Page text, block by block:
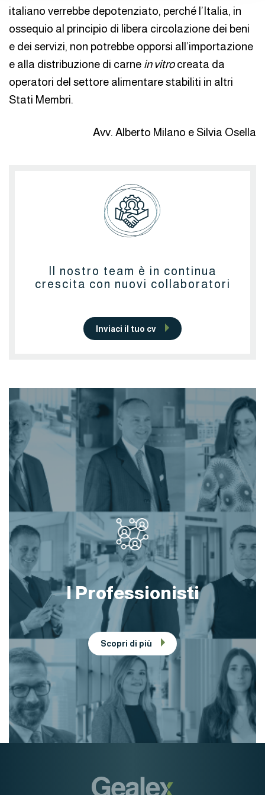
italiano verrebbe depotenziato, perché l’Italia, in
ossequio al principio di libera circolazione dei beni
e dei servizi, non potrebbe opporsi all’importazione
e alla distribuzione di carne in vitrocreata da
operatori del settore alimentare stabiliti in altri
Stati Membri.
Avv. Alberto Milano e Silvia Osella
Il nostro team è in continua
crescita con nuovi collaboratori
Inviaci il tuo cv
I Professionisti
Scopri di più